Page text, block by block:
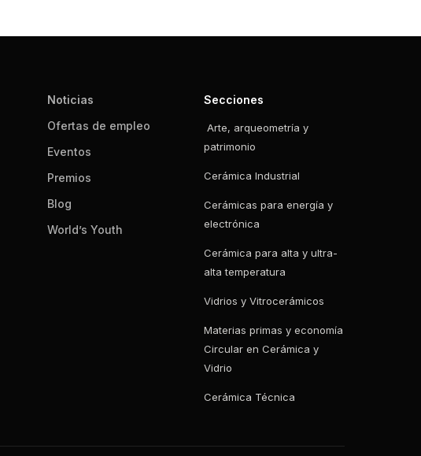
Noticias
Ofertas de empleo
Eventos
Premios
Blog
World’s Youth
Secciones
Arte, arqueometría y
patrimonio
Cerámica Industrial
Cerámicas para energía y
electrónica
Cerámica para alta y ultra-
alta temperatura
Vidrios y Vitrocerámicos
Materias primas y economía
Circular en Cerámica y
Vidrio
Cerámica Técnica